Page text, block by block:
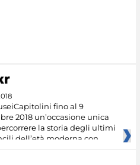
fino al 9
2018 un’occasione unica
la storia degli ultimi
dell’età moderna con